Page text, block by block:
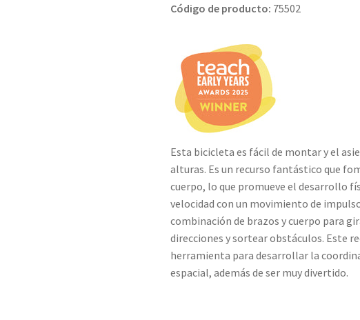
Código de producto: 75502
Esta bicicleta es fácil de montar y el
alturas. Es un recurso fantástico que
cuerpo, lo que promueve el desarrollo
velocidad con un movimiento de
combinación de brazos y cuerpo para
direcciones y sortear obstáculos. Este
herramienta para desarrollar la
espacial, además de ser muy divertido.